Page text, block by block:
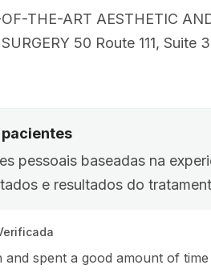
THE-ART AESTHETIC
50 Route 111,
pessoais baseadas na
e resultados do
and spent a good amount of